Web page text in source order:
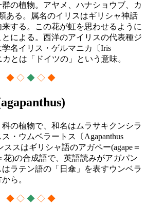
の植物。アヤメ、ハナショウブ、カ
ある。属名のイリスはギリシャ神話
する。この花が虹を思わせるように
による。西洋のアイリスの代表種ジ
名イリス・ゲルマニカ〔Iris
カとは「ドイツの」という意味。
◆ ◇ ◆ ◇ ◆
の植物で、和名はムラサキクンシラ
・ウムベラートス〔Agapanthus
ススはギリシャ語のアガペー(agape＝
花)の合成語で、英語読みがアガパン
ラテン語の「日傘」を表すウンベラ
ら。
◆ ◇ ◆ ◇ ◆